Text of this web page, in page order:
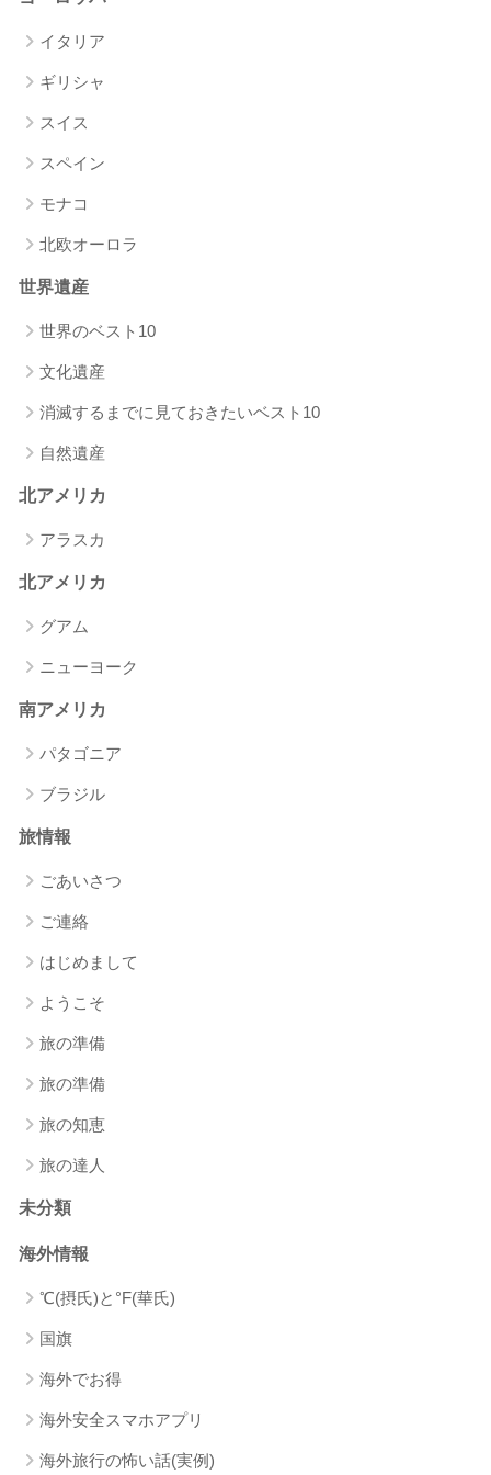
イタリア
ギリシャ
スイス
スペイン
モナコ
北欧オーロラ
世界遺産
世界のベスト10
文化遺産
消滅するまでに見ておきたいベスト10
自然遺産
北アメリカ
アラスカ
北アメリカ
グアム
ニューヨーク
南アメリカ
パタゴニア
ブラジル
旅情報
ごあいさつ
ご連絡
はじめまして
ようこそ
旅の準備
旅の準備
旅の知恵
旅の達人
未分類
海外情報
℃(摂氏)と°F(華氏)
国旗
海外でお得
海外安全スマホアプリ
海外旅行の怖い話(実例)